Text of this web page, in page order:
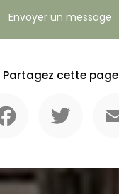
Envoyer un message
Partagez cette page